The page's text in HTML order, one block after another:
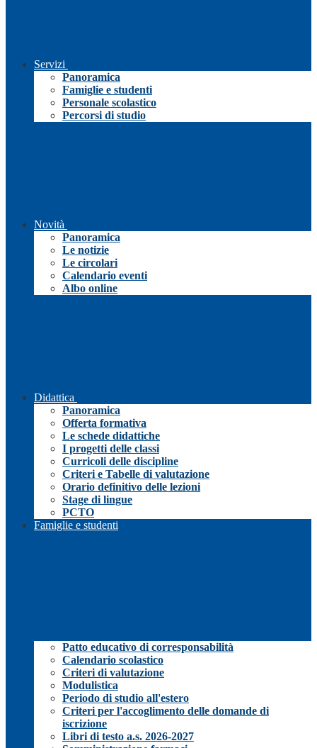
Servizi
Panoramica
Famiglie e studenti
Personale scolastico
Percorsi di studio
Novità
Panoramica
Le notizie
Le circolari
Calendario eventi
Albo online
Didattica
Panoramica
Offerta formativa
Le schede didattiche
I progetti delle classi
Curricoli delle discipline
Criteri e Tabelle di valutazione
Orario definitivo delle lezioni
Stage di lingue
PCTO
Famiglie e studenti
Patto educativo di corresponsabilità
Calendario scolastico
Criteri di valutazione
Modulistica
Periodo di studio all'estero
Criteri per l'accoglimento delle domande di
iscrizione
Libri di testo a.s. 2026-2027